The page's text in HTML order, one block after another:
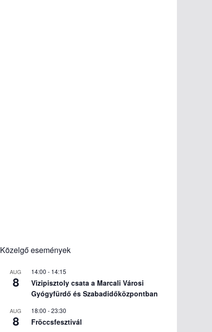
Közelgő események
AUG
8
14:00 - 14:15
Vizipisztoly csata a Marcali Városi
Gyógyfürdő és Szabadidőközpontban
AUG
8
18:00 -23:30
Fröccsfesztivál